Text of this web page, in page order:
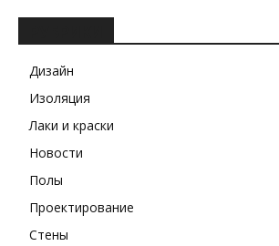
Дизайн
Изоляция
Лаки и краски
Новости
Полы
Проектирование
Стены